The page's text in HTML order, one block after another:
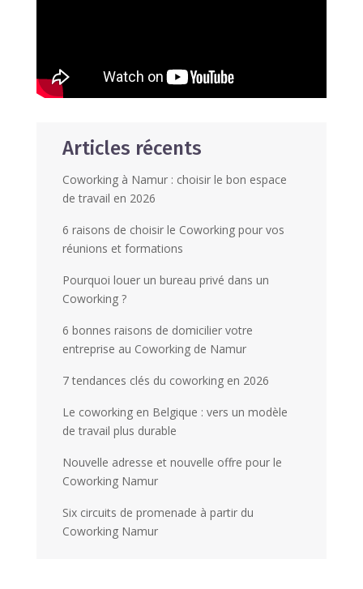
Articles récents
Coworking à Namur : choisir le bon espace
de travail en 2026
6 raisons de choisir le Coworking pour vos
réunions et formations
Pourquoi louer un bureau privé dans un
Coworking ?
6 bonnes raisons de domicilier votre
entreprise au Coworking de Namur
7 tendances clés du coworking en 2026
Le coworking en Belgique : vers un modèle
de travail plus durable
Nouvelle adresse et nouvelle offre pour le
Coworking Namur
Six circuits de promenade à partir du
Coworking Namur